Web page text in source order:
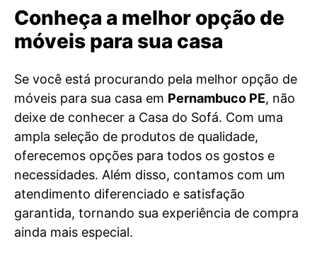
Conheça a melhor opção de
móveis para sua casa
Se você está procurando pela melhor opção de
móveis para sua casa em Pernambuco PE, não
deixe de conhecer a Casa do Sofá. Com uma
ampla seleção de produtos de qualidade,
oferecemos opções para todos os gostos e
necessidades. Além disso, contamos com um
atendimento diferenciado e satisfação
garantida, tornando sua experiência de compra
ainda mais especial.